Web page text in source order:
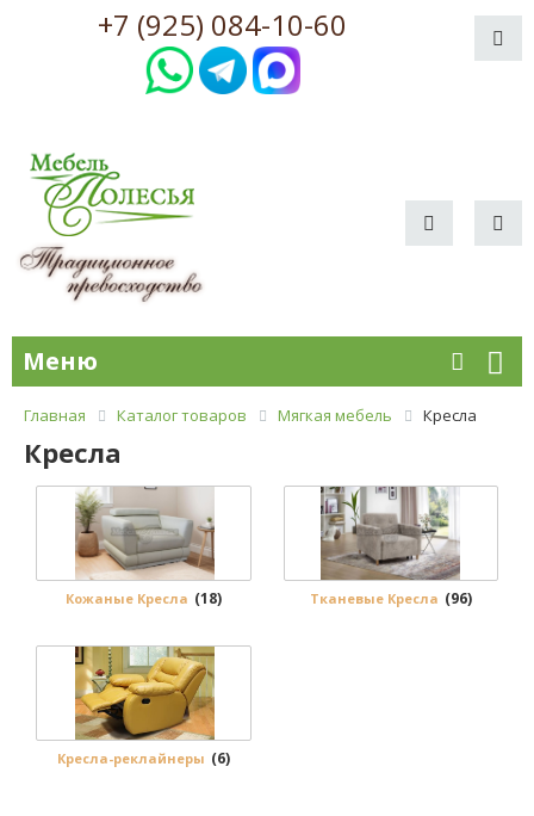
+7 (925) 084-10-60
Меню
Главная Каталог товаров Мягкая мебель Кресла
Кресла
Кожаные Кресла (18) Тканевые Кресла (96)
Кресла-реклайнеры (6)